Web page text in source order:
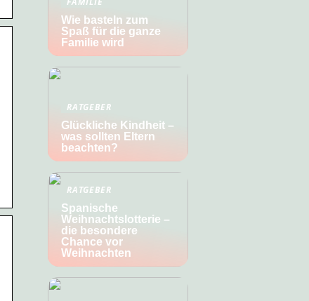
Wie basteln zum
Spaß für die ganze
Familie wird
RATGEBER
Glückliche Kindheit –
was sollten Eltern
beachten?
RATGEBER
Spanische
Weihnachtslotterie –
die besondere
Chance vor
Weihnachten